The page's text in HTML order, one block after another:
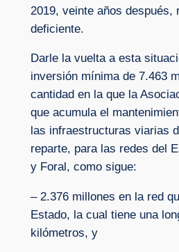
2019, veinte años después,
deficiente.
Darle la vuelta a esta
inversión mínima de 7.463
cantidad en la que la
que acumula el
las infraestructuras viarias
reparte, para las redes del
y Foral, como sigue:
– 2.376 millones en la red
Estado, la cual tiene una
kilómetros, y